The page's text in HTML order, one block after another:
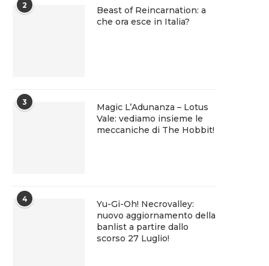
2
Beast of Reincarnation: a
che ora esce in Italia?
3
Magic L’Adunanza – Lotus
Vale: vediamo insieme le
meccaniche di The Hobbit!
4
Yu-Gi-Oh! Necrovalley:
nuovo aggiornamento della
banlist a partire dallo
scorso 27 Luglio!